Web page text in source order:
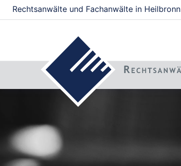
Rechtsanwälte und Fachanwälte in Heilbronn